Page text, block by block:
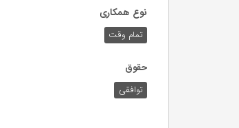
نوع همکاری
تمام وقت
حقوق
توافقی